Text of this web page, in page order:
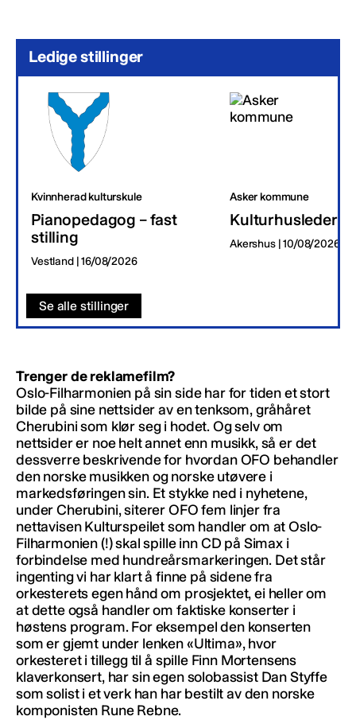
Ledige stillinger
Kvinnherad kulturskule
Pianopedagog – fast
stilling
Vestland | 16/08/2026
Asker kommune
Kulturhusleder
Akershus | 10/08/2026
Se alle stillinger
Trenger de reklamefilm?
Oslo-Filharmonien på sin side har for tiden et stort
bilde på sine nettsider av en tenksom, gråhåret
Cherubini som klør seg i hodet. Og selv om
nettsider er noe helt annet enn musikk, så er det
dessverre beskrivende for hvordan OFO behandler
den norske musikken og norske utøvere i
markedsføringen sin. Et stykke ned i nyhetene,
under Cherubini, siterer OFO fem linjer fra
nettavisen Kulturspeilet som handler om at Oslo-
Filharmonien (!) skal spille inn CD på Simax i
forbindelse med hundreårsmarkeringen. Det står
ingenting vi har klart å finne på sidene fra
orkesterets egen hånd om prosjektet, ei heller om
at dette også handler om faktiske konserter i
høstens program. For eksempel den konserten
som er gjemt under lenken «Ultima», hvor
orkesteret i tillegg til å spille Finn Mortensens
klaverkonsert, har sin egen solobassist Dan Styffe
som solist i et verk han har bestilt av den norske
komponisten Rune Rebne.